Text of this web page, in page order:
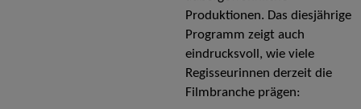
Produktionen. Das diesjährige
Programm zeigt auch
eindrucksvoll, wie viele
Regisseurinnen derzeit die
Filmbranche prägen: